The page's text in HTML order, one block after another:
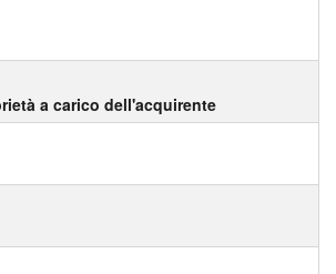
a carico dell'acquirente